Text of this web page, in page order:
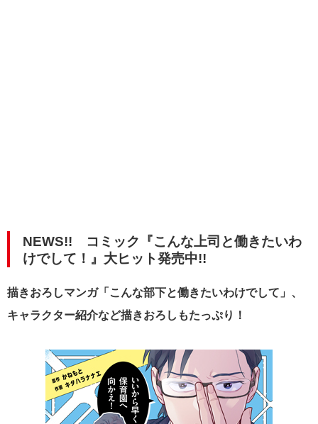
NEWS!! コミック『こんな上司と働きたいわ
けでして！』大ヒット発売中!!
描きおろしマンガ「こんな部下と働きたいわけでして」、
キャラクター紹介など描きおろしもたっぷり！